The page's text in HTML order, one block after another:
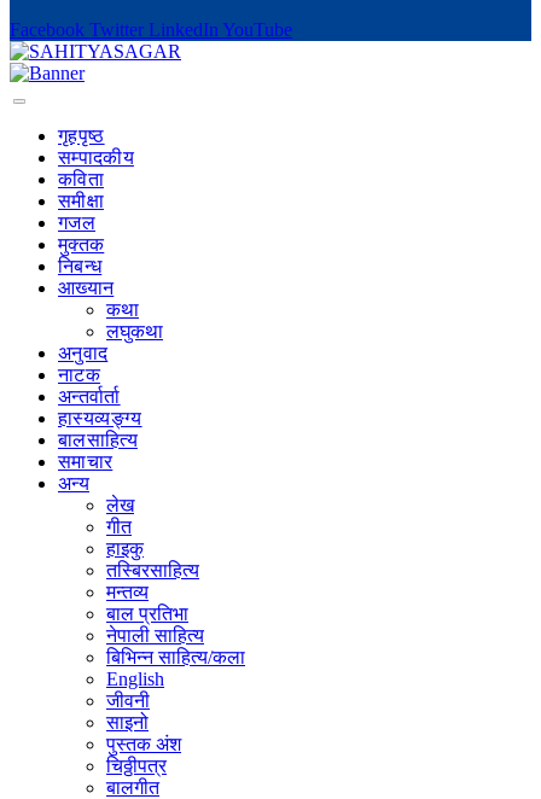
Facebook Twitter LinkedIn YouTube
गृहपृष्‍ठ
सम्पादकीय
कविता
समीक्षा
गजल
मुक्तक
निबन्ध
आख्यान
कथा
लघुकथा
अनुवाद
नाटक
अन्तर्वार्ता
हास्यव्यङ्ग्य
बालसाहित्य
समाचार
अन्य
लेख
गीत
हाइकु
तस्बिरसाहित्य
मन्तव्य
बाल प्रतिभा
नेपाली साहित्य
बिभिन्न साहित्य/कला
English
जीवनी
साइनो
पुस्तक अंश
चिठ्ठीपत्र
बालगीत